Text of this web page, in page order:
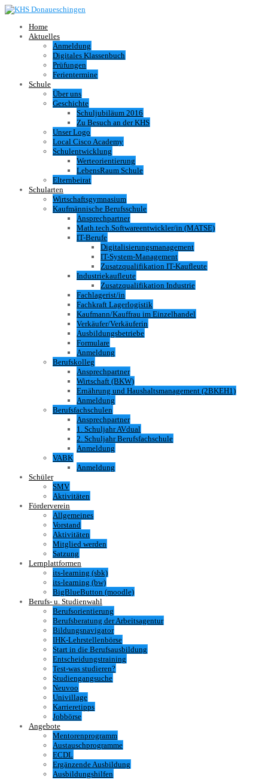
Home
Aktuelles
Anmeldung
Digitales Klassenbuch
Prüfungen
Ferientermine
Schule
Über uns
Geschichte
Schuljubiläum 2016
Zu Besuch an der KHS
Unser Logo
Local Cisco Academy
Schulentwicklung
Werteorientierung
LebensRaum Schule
Elternbeirat
Schularten
Wirtschaftsgymnasium
Kaufmännische Berufsschule
Ansprechpartner
Math.tech.Softwareentwickler/in (MATSE)
IT-Berufe
Digitalisierungsmanagement
IT-System-Management
Zusatzqualifikation IT-Kaufleute
Industriekaufleute
Zusatzqualifikation Industrie
Fachlagerist/in
Fachkraft Lagerlogistik
Kaufmann/Kauffrau im Einzelhandel
Verkäufer/Verkäuferin
Ausbildungsbetriebe
Formulare
Anmeldung
Berufskolleg
Ansprechpartner
Wirtschaft (BKW)
Ernährung und Haushaltsmanagement (2BKEH1)
Anmeldung
Berufsfachschulen
Ansprechpartner
1. Schuljahr AVdual
2. Schuljahr Berufsfachschule
Anmeldung
VABK
Anmeldung
Schüler
SMV
Aktivitäten
Förderverein
Allgemeines
Vorstand
Aktivitäten
Mitglied werden
Satzung
Lernplattformen
its-learning (sbk)
its-learning (bw)
BigBlueButton (moodle)
Berufs- u. Studienwahl
Berufsorientierung
Berufsberatung der Arbeitsagentur
Bildungsnavigator
IHK-Lehrstellenbörse
Start in die Berufsausbildung
Entscheidungstraining
Test-was studieren?
Studiengangsuche
Neuvoo
Univillage
Karrieretipps
Jobbörse
Angebote
Mentorenprogramm
Austauschprogramme
ECDL
Ergänzende Ausbildung
Ausbildungshilfen